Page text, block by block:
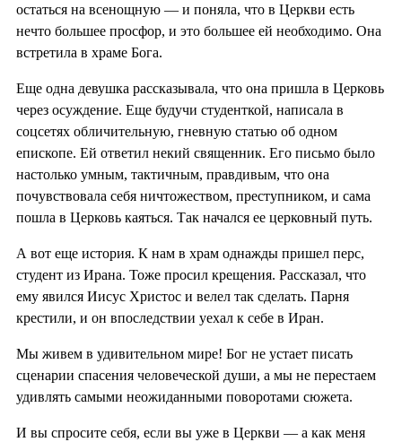
остаться на всенощную — и поняла, что в Церкви есть
нечто большее просфор, и это большее ей необходимо. Она
встретила в храме Бога.
Еще одна девушка рассказывала, что она пришла в Церковь
через осуждение. Еще будучи студенткой, написала в
соцсетях обличительную, гневную статью об одном
епископе. Ей ответил некий священник. Его письмо было
настолько умным, тактичным, правдивым, что она
почувствовала себя ничтожеством, преступником, и сама
пошла в Церковь каяться. Так начался ее церковный путь.
А вот еще история. К нам в храм однажды пришел перс,
студент из Ирана. Тоже просил крещения. Рассказал, что
ему явился Иисус Христос и велел так сделать. Парня
крестили, и он впоследствии уехал к себе в Иран.
Мы живем в удивительном мире! Бог не устает писать
сценарии спасения человеческой души, а мы не перестаем
удивлять самыми неожиданными поворотами сюжета.
И вы спросите себя, если вы уже в Церкви — а как меня